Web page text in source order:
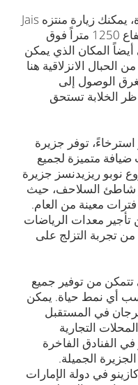
للاستمتاع بالمناظر الخلابة للإمارة، يمكنك زيارة منتزه Jais
Viewing Deck الذي يقع على ارتفاع 1250 متراً فوق
المكان الذي يمكن
الحبال الانزلاقية هنا
الوصول إلى
الخلابة تستحق
توفر جزيرة
متميزة لجميع
نوبو ريزيدنسز جزيرة
شاطئ السلاحف، حيث
معينة من العام.
تأجير معدات الرياضات
تجربة التزلج على
من توفير جميع
أي نمط حياة. يمكن
في المستقبل
التجارية
الفنادق الفاخرة
الجميلة.
في دولة الإمارات